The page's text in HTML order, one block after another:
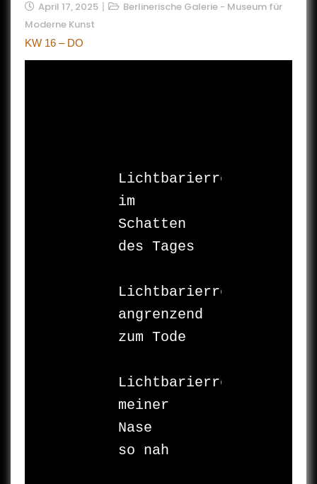
April 17, 2025
Berlinerische Galerie - Museum für
Moderne Kunst
KW 16 – DO
Lichtbarierre
im
Schatten
des Tages
Lichtbarierre
angrenzend
zum Tode
Lichtbarierre
meiner
Nase
so nah